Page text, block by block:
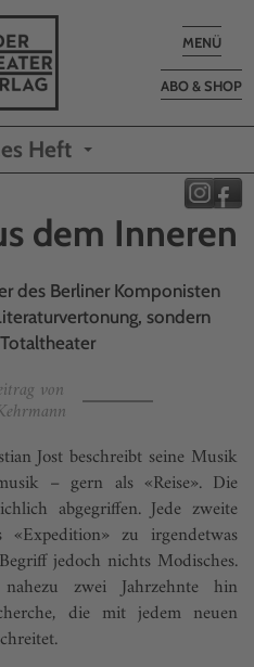
Toggle
MENÜ
ABO & SHOP
Heft
dem Inneren
des Berliner Komponisten
sondern
von
Jost beschreibt seine Musik
– gern als «Reise». Die
abgegriffen. Jede zweite
zu irgendetwas
jedoch nichts Modisches.
zwei Jahrzehnte hin
die mit jedem neuen